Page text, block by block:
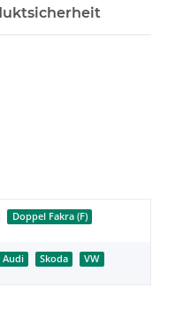
Doppel Fakra (F)
Audi Skoda VW